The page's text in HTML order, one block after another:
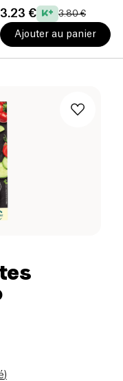
3.23 € 3.80 €
Ajouter au panier
)